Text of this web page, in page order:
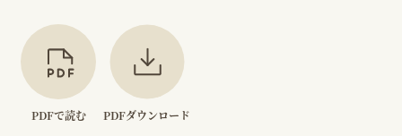
PDFで読む PDFダウンロード